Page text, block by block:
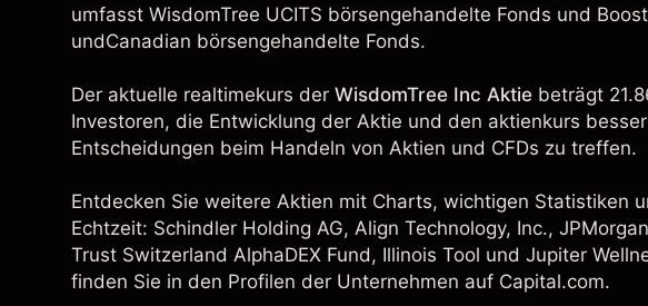
umfasst WisdomTree UCITS börsengehandelte Fonds und
undCanadian börsengehandelte Fonds.
Der aktuelle realtimekurs der WisdomTree Inc Aktie beträgt
Investoren, die Entwicklung der Aktie und den aktienkurs
Entscheidungen beim Handeln von Aktien und CFDs zu treffen.
Entdecken Sie weitere Aktien mit Charts, wichtigen Statistiken
Echtzeit: Schindler Holding AG, Align Technology, Inc.,
Trust Switzerland AlphaDEX Fund, Illinois Tool und Jupiter
finden Sie in den Profilen der Unternehmen auf Capital.com.